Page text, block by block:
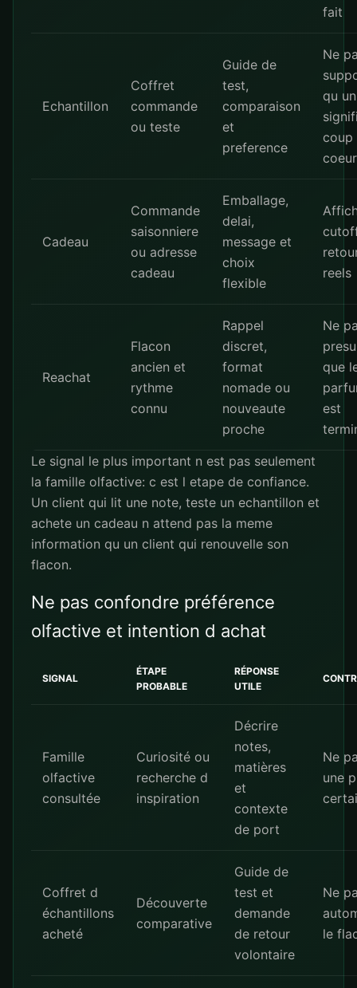
fait
Echantillon
Coffret
commande
ou teste
Guide de
test,
comparaison
et
preference
Ne
qu
coup
coeur
Cadeau
Commande
saisonniere
ou adresse
cadeau
Emballage,
delai,
message et
choix
flexible
reels
Reachat
Flacon
ancien et
rythme
connu
Rappel
discret,
format
nomade ou
nouveaute
proche
Ne
que
est
Le signal le plus important n est pas seulement
la famille olfactive: c est l etape de confiance.
Un client qui lit une note, teste un echantillon et
achete un cadeau n attend pas la meme
information qu un client qui renouvelle son
flacon.
Ne pas confondre préférence
olfactive et intention d achat
SIGNAL
ÉTAPE
PROBABLE
RÉPONSE
UTILE
Famille
olfactive
consultée
Curiosité ou
recherche d
inspiration
Décrire
notes,
matières
et
contexte
de port
Ne
une
Coffret d
échantillons
acheté
Découverte
comparative
Guide de
test et
demande
de retour
volontaire
Ne
le